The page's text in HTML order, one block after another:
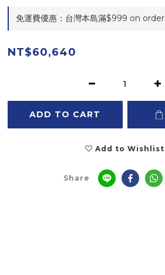
免運費優惠：台灣本島滿$999 on order
NT$60,640
ADD TO CART
Add to Wishlist
Share